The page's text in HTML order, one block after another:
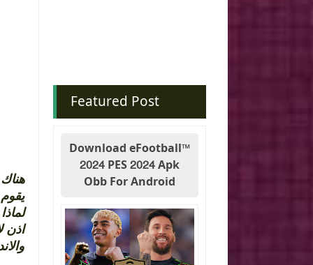
اذن
Featured Post
Download eFootball™
2024 PES 2024 Apk
Obb For Android